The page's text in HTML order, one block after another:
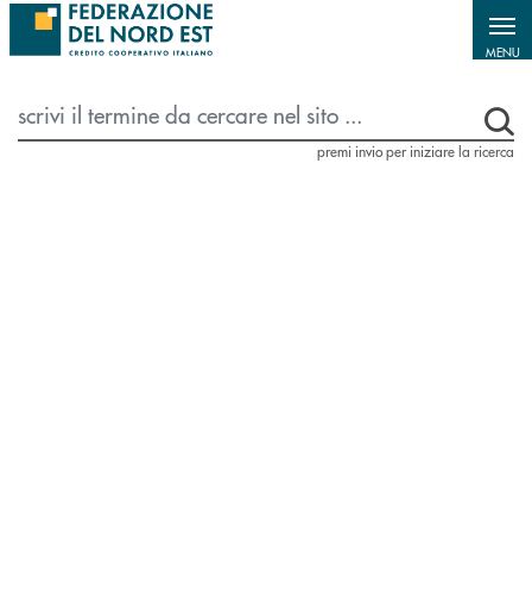
Salta al contenuto principale
MENU
premi invio per iniziare la ricerca